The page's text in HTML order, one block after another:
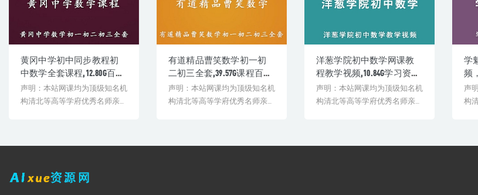
黄冈中学初中同步教程初
中数学全套课程,12.80G百度
网盘资源打包下载
声明：本站网课均为顶级知名机
构清北等高等学府优秀名师亲授
有道精品曹笑数学初一初
二初三全套,39.57G课程百度
网盘打包下载,曹笑初中数
学教学视频
声明：本站网课均为顶级知名机
构清北等高等学府优秀名师亲授
洋葱学院初中数学网课教
程教学视频,10.84G学习资料
百度网盘资源打包下载
声明：本站网课均为顶级知名机
构清北等高等学府优秀名师亲授
学
频
程
下
声
构